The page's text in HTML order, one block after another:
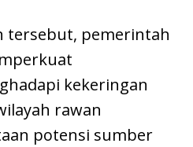
tersebut, pemerintah
kekeringan
rawan
potensi sumber